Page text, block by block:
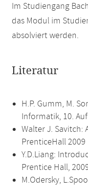
Im Studiengang
das Modul im
absolviert werden.
Literatur
H.P. Gumm, M.
Informatik, 10.
Walter J. Savitch:
PrenticeHall 2009
Y.D.Liang:
Prentice Hall,
M.Odersky,